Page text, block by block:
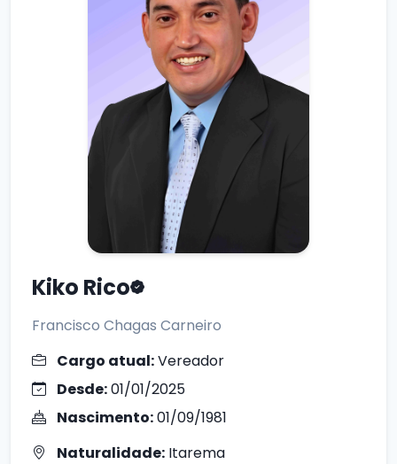
Kiko Rico
Francisco Chagas Carneiro
Cargo atual:Vereador
Desde:01/01/2025
Nascimento:01/09/1981
Naturalidade: Itarema